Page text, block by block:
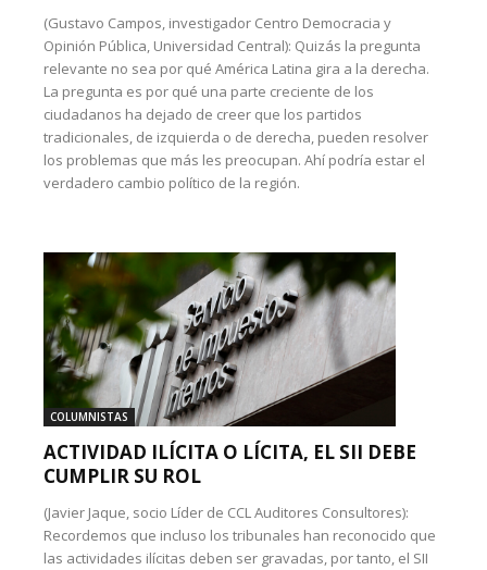
(Gustavo Campos, investigador Centro Democracia y
Opinión Pública, Universidad Central): Quizás la pregunta
relevante no sea por qué América Latina gira a la derecha.
La pregunta es por qué una parte creciente de los
ciudadanos ha dejado de creer que los partidos
tradicionales, de izquierda o de derecha, pueden resolver
los problemas que más les preocupan. Ahí podría estar el
verdadero cambio político de la región.
COLUMNISTAS
ACTIVIDAD ILÍCITA O LÍCITA, EL SII DEBE
CUMPLIR SU ROL
(Javier Jaque, socio Líder de CCL Auditores Consultores):
Recordemos que incluso los tribunales han reconocido que
las actividades ilícitas deben ser gravadas, por tanto, el SII